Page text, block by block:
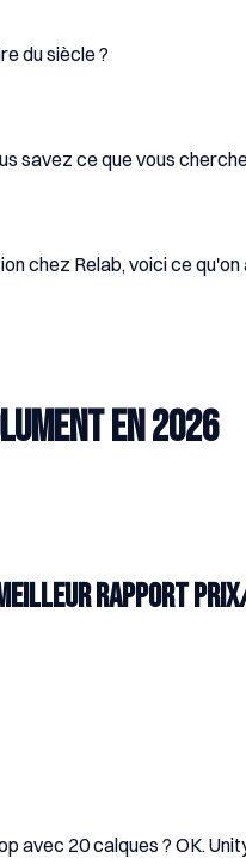
du siècle ?
savez ce que vous
chez Relab, voici ce qu'on
en 2026
Meilleur rapport
avec 20 calques ? OK.